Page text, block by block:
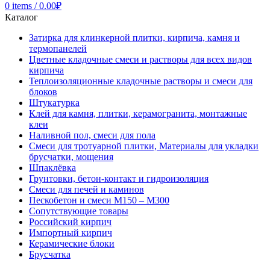
0 items / 0.00₽
Каталог
Затирка для клинкерной плитки, кирпича, камня и
термопанелей
Цветные кладочные смеси и растворы для всех видов
кирпича
Теплоизоляционные кладочные растворы и смеси для
блоков
Штукатурка
Клей для камня, плитки, керамогранита, монтажные
клеи
Наливной пол, смеси для пола
Смеси для тротуарной плитки, Материалы для укладки
брусчатки, мощения
Шпаклёвка
Грунтовки, бетон-контакт и гидроизоляция
Смеси для печей и каминов
Пескобетон и смеси М150 – М300
Сопутствующие товары
Российский кирпич
Импортный кирпич
Керамические блоки
Брусчатка